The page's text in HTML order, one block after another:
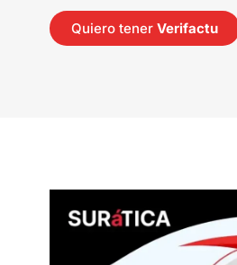
Quiero tener Verifactu